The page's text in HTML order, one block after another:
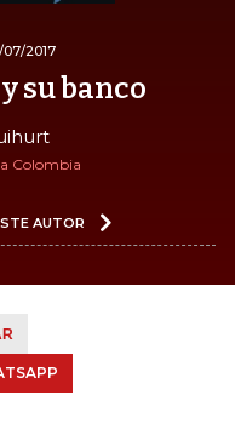
07/2017
su banco
Colombia
AUTOR